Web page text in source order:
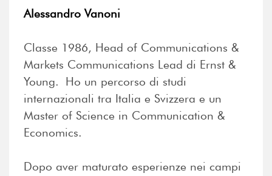
Alessandro Vanoni
Classe 1986, Head of Communications &
Markets Communications Lead di Ernst &
Young. Ho un percorso di studi
internazionali tra Italia e Svizzera e un
Master of Science in Communication &
Economics.
Dopo aver maturato esperienze nei campi